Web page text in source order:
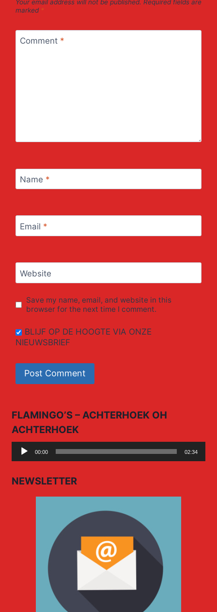
Your email address will not be published. Required fields are
marked *
Comment *
Name *
Email *
Website
Save my name, email, and website in this
browser for the next time I comment.
BLIJF OP DE HOOGTE VIA ONZE
NIEUWSBRIEF
FLAMINGO’S – ACHTERHOEK OH
ACHTERHOEK
Audio
Player
00:00 02:34
NEWSLETTER